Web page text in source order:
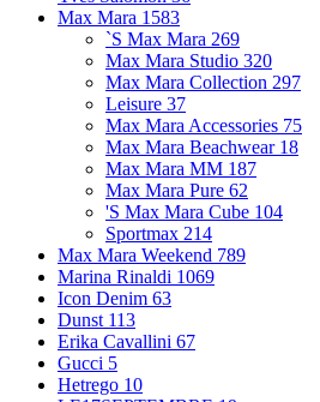
Max Mara 1583
`S Max Mara 269
Max Mara Studio 320
Max Mara Collection 297
Leisure 37
Max Mara Accessories 75
Max Mara Beachwear 18
Max Mara MM 187
Max Mara Pure 62
'S Max Mara Cube 104
Sportmax 214
Max Mara Weekend 789
Marina Rinaldi 1069
Icon Denim 63
Dunst 113
Erika Cavallini 67
Gucci 5
Hetrego 10